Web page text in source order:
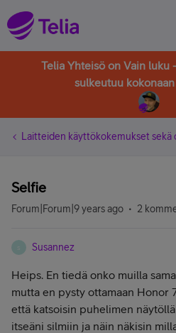
Telia Yhteisö on Vain luku
sulkeutuu
Laitteiden käyttökokemukset sekä
Selfie
Forum|Forum|9 years ago 2
Susannez
Heips. En tiedä onko muilla
mutta en pysty ottamaan Honor
että katsoisin puhelimen
itseäni silmiin ja näin näkisin